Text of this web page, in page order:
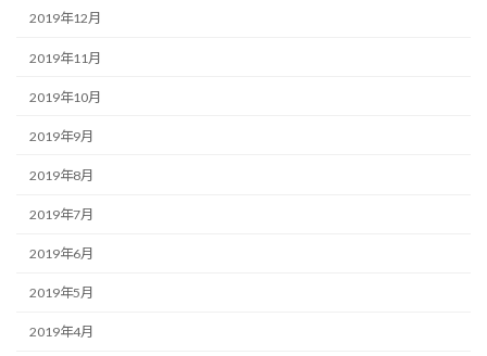
2019年12月
2019年11月
2019年10月
2019年9月
2019年8月
2019年7月
2019年6月
2019年5月
2019年4月